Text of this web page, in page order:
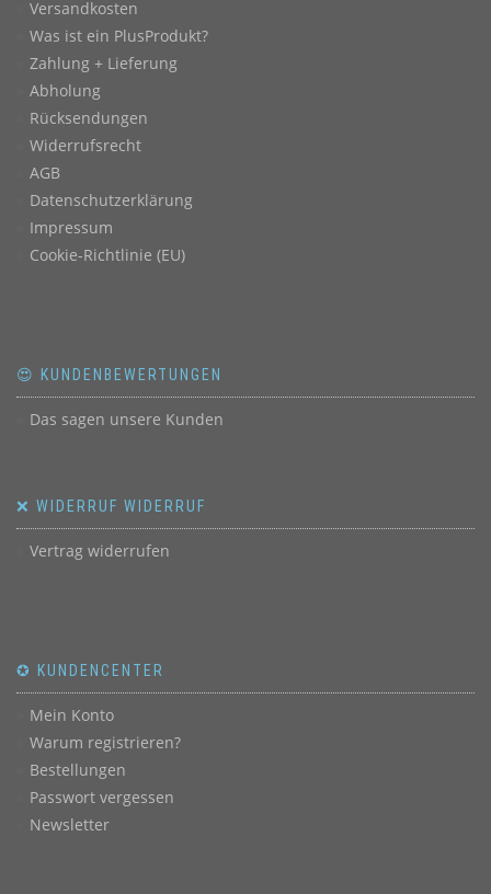
Versandkosten
Was ist ein PlusProdukt?
Zahlung + Lieferung
Abholung
Rücksendungen
Widerrufsrecht
AGB
Datenschutzerklärung
Impressum
Cookie-Richtlinie (EU)
😍 KUNDENBEWERTUNGEN
Das sagen unsere Kunden
❌ WIDERRUF WIDERRUF
Vertrag widerrufen
✪ KUNDENCENTER
Mein Konto
Warum registrieren?
Bestellungen
Passwort vergessen
Newsletter